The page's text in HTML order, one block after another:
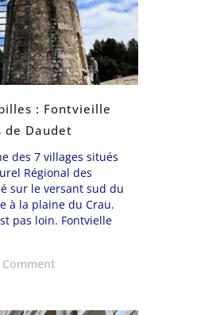
: Fontvieille
de Daudet
des 7 villages situés
Régional des
sur le versant sud du
à la plaine du Crau.
pas loin. Fontvielle
Comment